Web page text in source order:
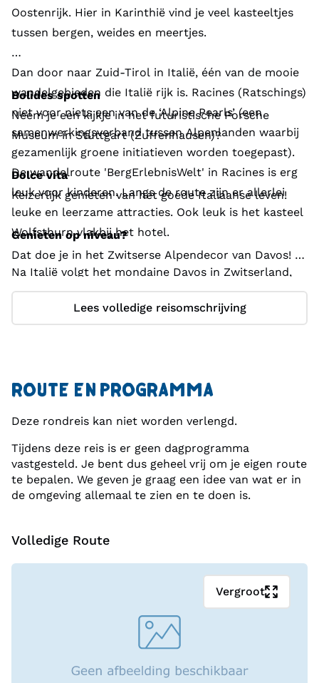
Oostenrijk. Hier in Karinthië vind je veel kasteeltjes
tussen bergen, weides en meertjes.
Dan door naar Zuid-Tirol in Italië, één van de mooie
wandelgebieden die Italië rijk is. Racines (Ratschings)
niet voor niets een van de ‘Alpine Pearls’ (een
samenwerkingsverband tussen Alpenlanden waarbij
gezamenlijk groene initiatieven worden toegepast).
De wandelroute 'BergErlebnisWelt' in Racines is erg
leuk voor kinderen. Langs de route zijn er allerlei
leuke en leerzame attracties. Ook leuk is het kasteel
Wolfsthurn vlakbij het hotel.
Na Italië volgt het mondaine Davos in Zwitserland,
een weer heel ander uniek berggebied met bergliften
en familieactiviteiten. Laat je betoveren door de
uitstekend in dit fantasierijke avonturenpark (entree
Je sluit de reis tenslotte af in het ministaatje
Liechtenstein.
heerlijke familiehotel Herzogskelter, in het centrum
Vervolgens reis je verder naar Oostenrijk, waar je
verblijft in Panorama Hotel Turracher Höhe, in de
prachtige omgeving van Ebene Reichenau. Na te
hebben genoten van het mooie Oostenrijk, rijd je
Bolides spotten
Neem je een kijkje in het futuristische Porsche
Museum in Stuttgart (Zuffenhausen)?
Dolce vita
Keizerlijk genieten van het goede Italiaanse leven!
Genieten op niveau?
Dat doe je in het Zwitserse Alpendecor van Davos!
Liechtenstein
Neem een kijkje in Vaduz, de hoofdstad van dit
Lees volledige reisomschrijving
ROUTE EN PROGRAMMA
Deze rondreis kan niet worden verlengd.
Tijdens deze reis is er geen dagprogramma
vastgesteld. Je bent dus geheel vrij om je eigen route
te bepalen. We geven je graag een idee van wat er in
de omgeving allemaal te zien en te doen is.
Volledige Route
Vergroot